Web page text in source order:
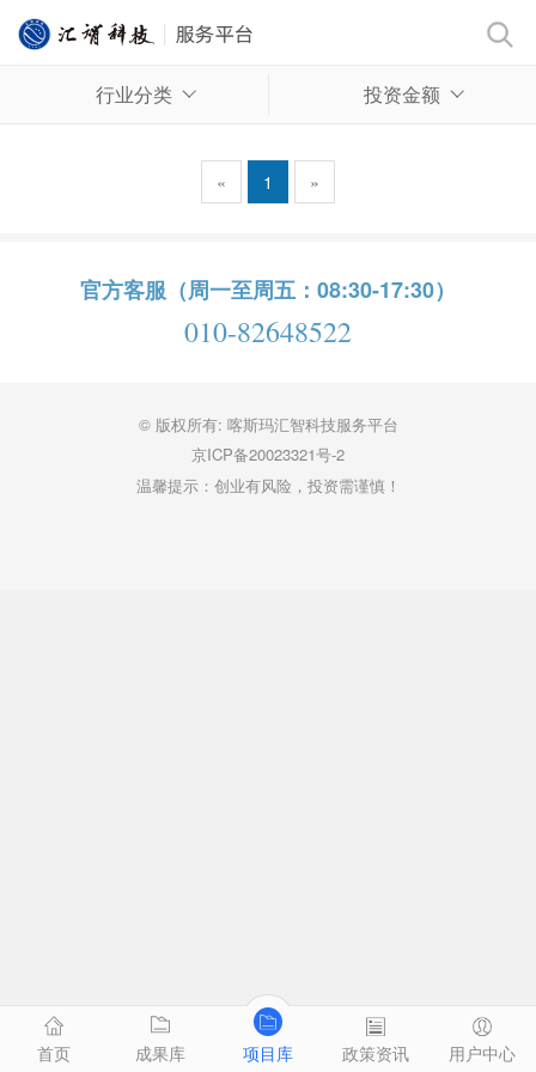
行业分类 投资金额
« 1 »
首页 成果库 项目库 政策资讯 用户中心
官方客服（周一至周五：08:30-17:30）
010-82648522
© 版权所有: 喀斯玛汇智科技服务平台
京ICP备20023321号-2
温馨提示：创业有风险，投资需谨慎！